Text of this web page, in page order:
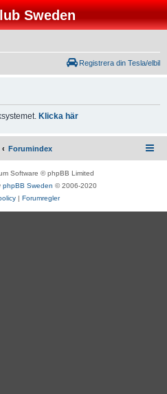
Sweden
Registrera din Tesla/elbil
Klicka här
Forumindex
Software © phpBB Limited
phpBB Sweden © 2006-2020
| Forumregler